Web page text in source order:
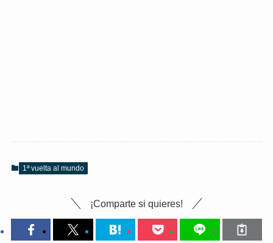
1ª vuelta al mundo
¡Comparte si quieres!